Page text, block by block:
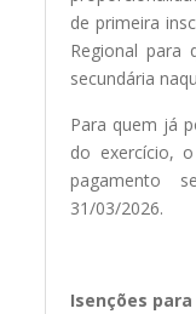
de primeira
Regional para
secundária
Para quem já
do exercício,
pagamento
31/03/2026.
Isenções